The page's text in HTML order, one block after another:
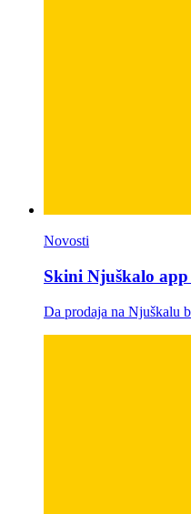
Novosti
Skini Njuškalo
Da prodaja na Njuškalu